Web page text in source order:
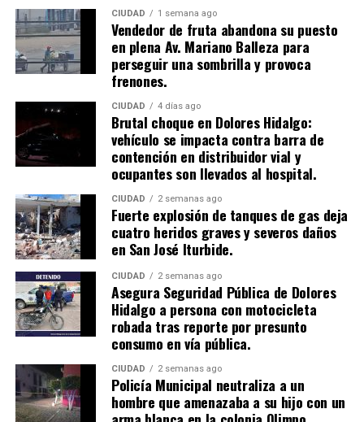
CIUDAD 1 semana ago
Vendedor de fruta abandona su puesto
en plena Av. Mariano Balleza para
perseguir una sombrilla y provoca
frenones.
CIUDAD 4 días ago
Brutal choque en Dolores Hidalgo:
vehículo se impacta contra barra de
contención en distribuidor vial y
ocupantes son llevados al hospital.
CIUDAD 2 semanas ago
​Fuerte explosión de tanques de gas deja
cuatro heridos graves y severos daños
en San José Iturbide.
CIUDAD 2 semanas ago
Asegura Seguridad Pública de Dolores
Hidalgo a persona con motocicleta
robada tras reporte por presunto
consumo en vía pública.
CIUDAD 2 semanas ago
Policía Municipal neutraliza a un
hombre que amenazaba a su hijo con un